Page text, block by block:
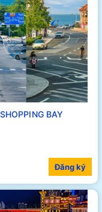
Đăng ký